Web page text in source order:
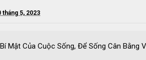
tháng 5, 2023
Mật Của Cuộc Sống, Để Sống Cân Bằng